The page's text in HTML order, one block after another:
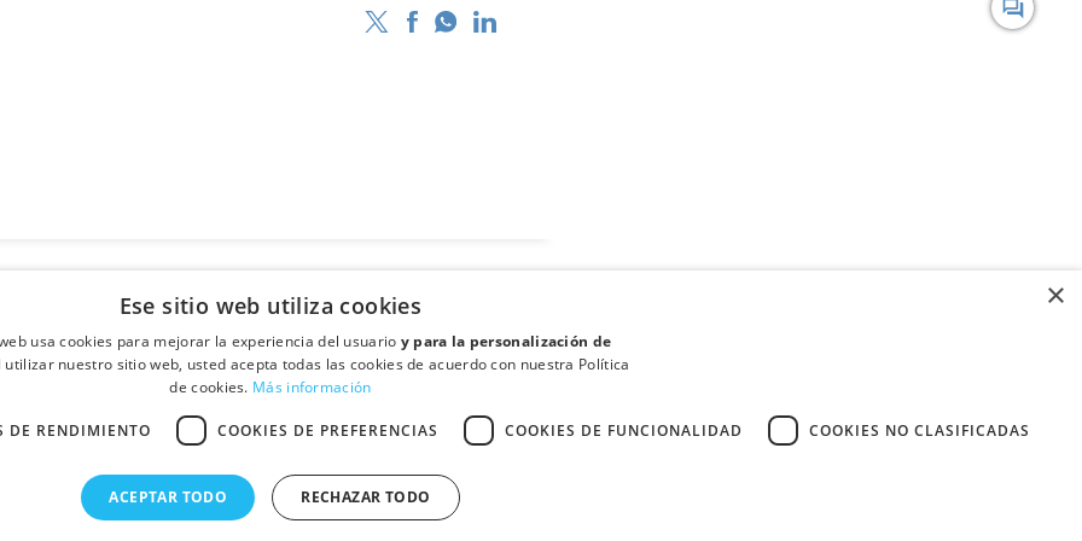
Perpétua de Mogoda (Barcelona) ·Contactar Condiciones de Venta y Política de Privacidad
© Fullcolor Printcolor S.L.
forum
×
Ese sitio web utiliza cookies
usa cookies para mejorar la experiencia del usuario y para la personalización de
utilizar nuestro sitio web, usted acepta todas las cookies de acuerdo con nuestra Política
de cookies. Más información
DE RENDIMIENTO COOKIES DE PREFERENCIAS COOKIES DE FUNCIONALIDAD COOKIES NO CLASIFICADAS
ACEPTAR TODO RECHAZAR TODO